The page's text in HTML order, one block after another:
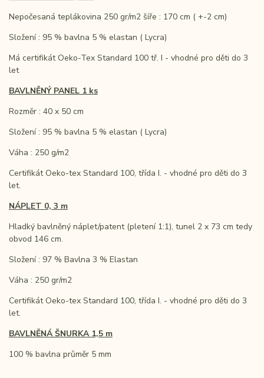
Nepočesaná teplákovina 250 gr/m2 šíře : 170 cm ( +-2 cm)
Složení : 95 % bavlna 5 % elastan ( Lycra)
Má certifikát Oeko-Tex Standard 100 tř. I - vhodné pro děti do 3
let
BAVLNĚNÝ PANEL 1 ks
Rozměr : 40 x 50 cm
Složení : 95 % bavlna 5 % elastan ( Lycra)
Váha : 250 g/m2
Certifikát Oeko-tex Standard 100, třída I. - vhodné pro děti do 3
let.
NÁPLET 0, 3 m
Hladký bavlněný náplet/patent (pletení 1:1), tunel 2 x 73 cm tedy
obvod 146 cm.
Složení : 97 % Bavlna 3 % Elastan
Váha : 250 gr/m2
Certifikát Oeko-tex Standard 100, třída I. - vhodné pro děti do 3
let.
BAVLNĚNÁ ŠNURKA 1,5 m
100 % bavlna průměr 5 mm